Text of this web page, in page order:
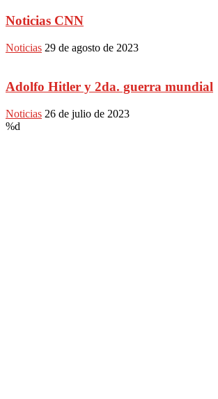
Noticias CNN
Noticias 29 de agosto de 2023
Adolfo Hitler y 2da. guerra mundial
Noticias 26 de julio de 2023
%d